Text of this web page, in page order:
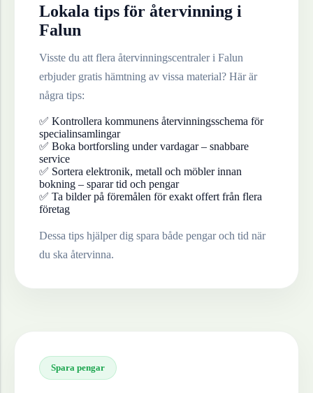
Lokala tips för återvinning i
Falun
Visste du att flera återvinningscentraler i Falun
erbjuder gratis hämtning av vissa material? Här är
några tips:
✅ Kontrollera kommunens återvinningsschema för
specialinsamlingar
✅ Boka bortforsling under vardagar – snabbare
service
✅ Sortera elektronik, metall och möbler innan
bokning – sparar tid och pengar
✅ Ta bilder på föremålen för exakt offert från flera
företag
Dessa tips hjälper dig spara både pengar och tid när
du ska återvinna.
Spara pengar